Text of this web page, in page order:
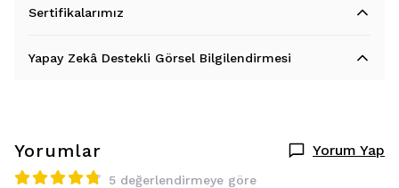
Sertifikalarımız
Yapay Zekâ Destekli Görsel Bilgilendirmesi
Yorumlar Yorum Yap
5 değerlendirmeye göre